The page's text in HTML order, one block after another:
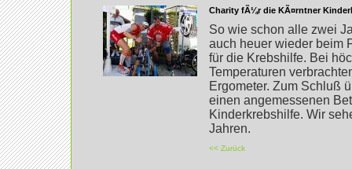
Charity fÃ¼r die KÃ¤rntner
So wie schon alle zwei
auch heuer wieder beim
für die Krebshilfe. Bei
Temperaturen
Ergometer. Zum Schluß
einen angemessenen
Kinderkrebshilfe. Wir
Jahren.
<< Zurück